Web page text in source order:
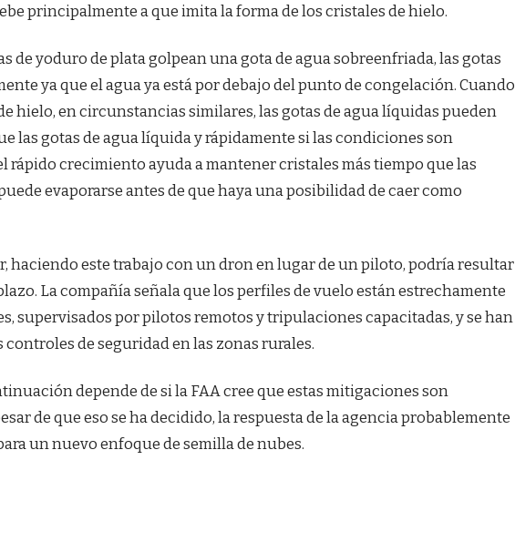
principalmente a que imita la forma de los cristales de hielo.
de yoduro de plata golpean una gota de agua sobreenfriada, las gotas
ya que el agua ya está por debajo del punto de congelación. Cuando
hielo, en circunstancias similares, las gotas de agua líquidas pueden
las gotas de agua líquida y rápidamente si las condiciones son
rápido crecimiento ayuda a mantener cristales más tiempo que las
evaporarse antes de que haya una posibilidad de caer como
haciendo este trabajo con un dron en lugar de un piloto, podría resultar
La compañía señala que los perfiles de vuelo están estrechamente
supervisados ​​por pilotos remotos y tripulaciones capacitadas, y se han
de seguridad en las zonas rurales.
depende de si la FAA cree que estas mitigaciones son
de que eso se ha decidido, la respuesta de la agencia probablemente
un nuevo enfoque de semilla de nubes.